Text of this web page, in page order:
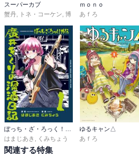
スーパーカブ
蟹丹
トネ・コーケン 博
ｍｏｎｏ
あｆろ
ぼっち・ざ・ろっく！外伝 廣井きくりの深酒日記
はまじあき , くみちょう
ゆるキャン△
あｆろ
関連する特集